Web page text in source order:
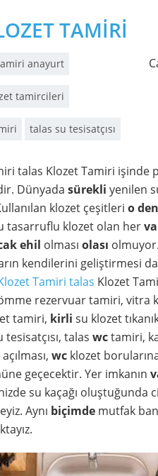
TAMİRİ
anayurt
tamircileri
talas su tesisatçısı
talas Klozet Tamiri işinde
Dünyada sürekli yenilen
klozet çeşitleri o
tasarruflu klozet olan her
ehil olması olası
kendilerini geliştirmesi
Tamiri talas Klozet
rezervuar tamiri,
tamiri, kirli su klozet
talas wctamiri,
wc klozet
geçecektir. Yer imkanın
su kaçağı
Aynı biçimde mutfak